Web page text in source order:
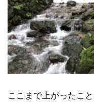
ここまで上がったこ